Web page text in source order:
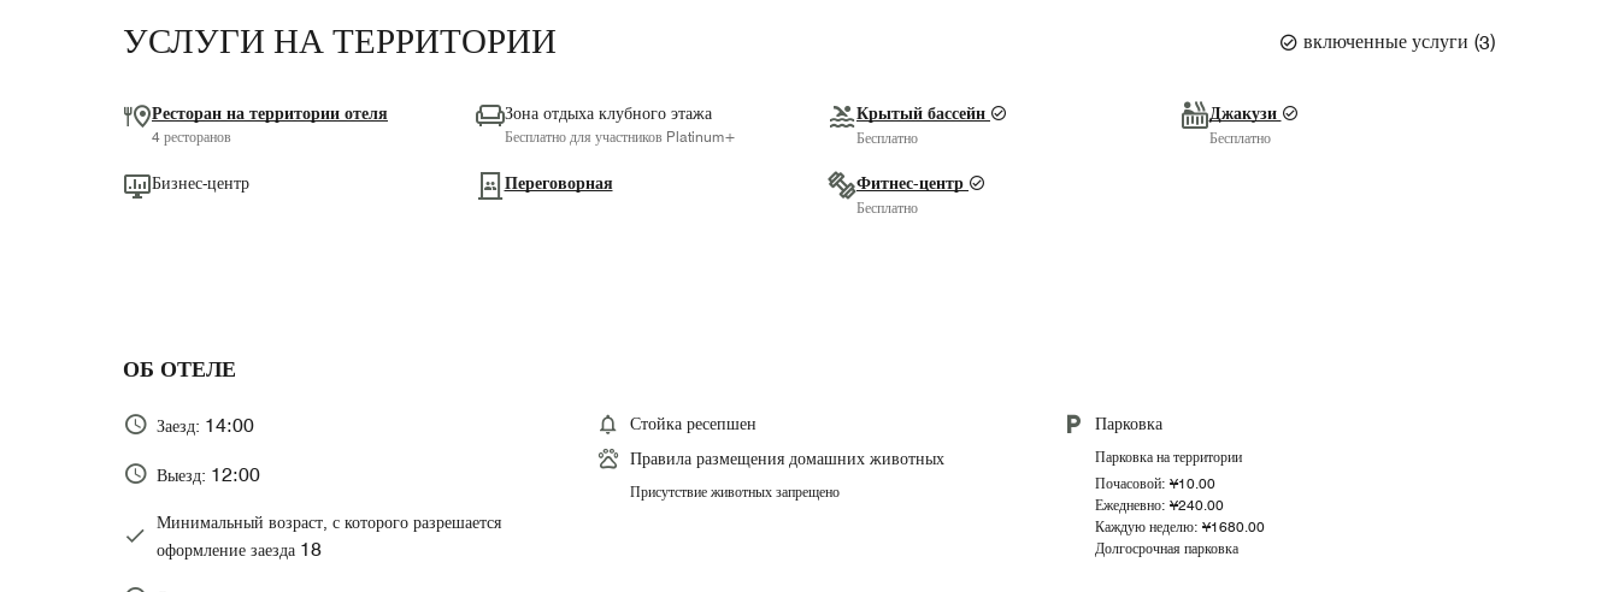
УСЛУГИ НА ТЕРРИТОРИИ включенные услуги (3)
Ресторан на территории отеля
4 ресторанов
Зона отдыха клубного этажа
Бесплатно для участников Platinum+
Крытый бассейн
Бесплатно
Джакузи
Бесплатно
Бизнес-центр Переговорная Фитнес-центр
Бесплатно
ОБ ОТЕЛЕ
Заезд: 14:00
Выезд: 12:00
Минимальный возраст, с которого разрешается
оформление заезда 18
Стойка ресепшен
Правила размещения домашних животных
Присутствие животных запрещено
Парковка
Парковка на территории
Почасовой: ¥10.00
Ежедневно: ¥240.00
Каждую неделю: ¥1680.00
Долгосрочная парковка